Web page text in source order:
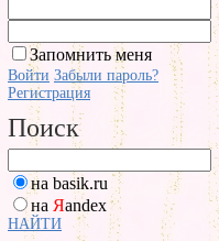
Запомнить меня
Войти Забыли пароль?
Регистрация
Поиск
на basik.ru
на Яandex
НАЙТИ